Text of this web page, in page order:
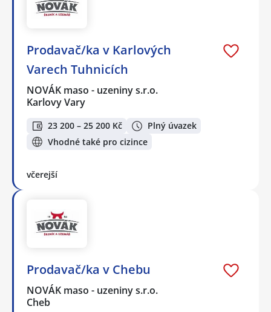
Prodavač/ka v Karlových
Varech Tuhnicích
NOVÁK maso - uzeniny s.r.o.
Karlovy Vary
23 200 – 25 200 Kč
Plný úvazek
Vhodné také pro cizince
včerejší
Prodavač/ka v Chebu
NOVÁK maso - uzeniny s.r.o.
Cheb